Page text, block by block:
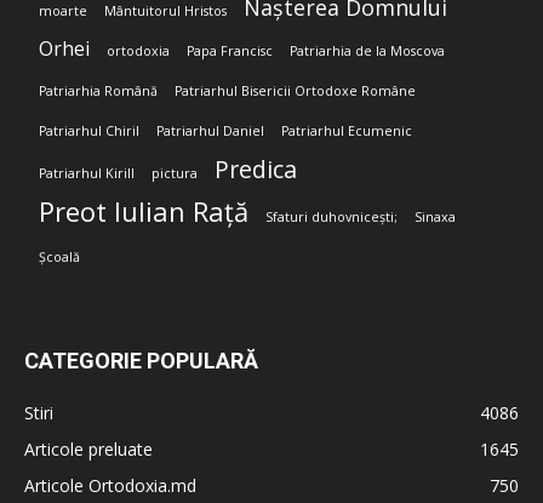
moarte Mântuitorul Hristos Nașterea Domnului
Orhei ortodoxia Papa Francisc Patriarhia de la Moscova
Patriarhia Română Patriarhul Bisericii Ortodoxe Române
Patriarhul Chiril Patriarhul Daniel Patriarhul Ecumenic
Patriarhul Kirill pictura Predica
Preot Iulian Rață Sfaturi duhovnicești; Sinaxa
Școală
CATEGORIE POPULARĂ
Stiri
4086
Articole preluate
1645
Articole Ortodoxia.md
750